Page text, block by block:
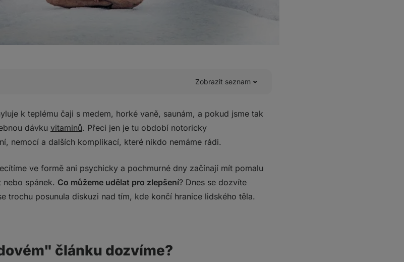
Zobrazit seznam
dozvíme?
vstříc záhadě moderní vědy a netušeným schopnostem
autonomní nervový systém. Jedná se o zázrak?
drsné podmínky
a zažívání
které jsou u běžného člověka nevyužité
tělem?
k teplému čaji s medem, horké vaně, saunám, a pokud jsme tak
dávku vitaminů. Přeci jen je tu období notoricky
nemocí a dalších komplikací, které nikdo nemáme rádi.
ve formě ani psychicky a pochmurné dny začínají mít pomalu
spánek. Co můžeme udělat pro zlepšení? Dnes se dozvíte
trochu posunula diskuzi nad tím, kde končí hranice lidského těla.
článku dozvíme?